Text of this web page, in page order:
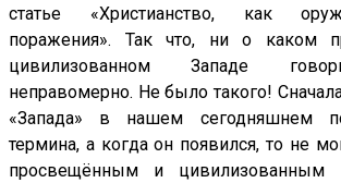
статье «Христианство, как
поражения». Так что, ни о каком
цивилизованном Западе
неправомерно. Не было такого!
«Запада» в нашем сегодняшнем
термина, а когда он появился, то не
просвещённым и